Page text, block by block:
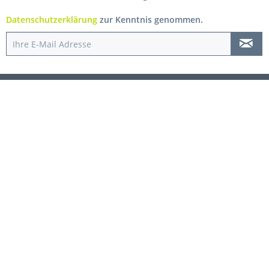
Datenschutzerklärung zur Kenntnis genommen.